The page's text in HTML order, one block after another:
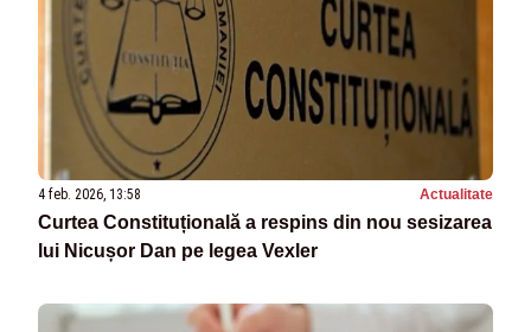
4 feb. 2026, 13:58 Actualitate
Curtea Constituțională a respins din nou sesizarea
lui Nicușor Dan pe legea Vexler